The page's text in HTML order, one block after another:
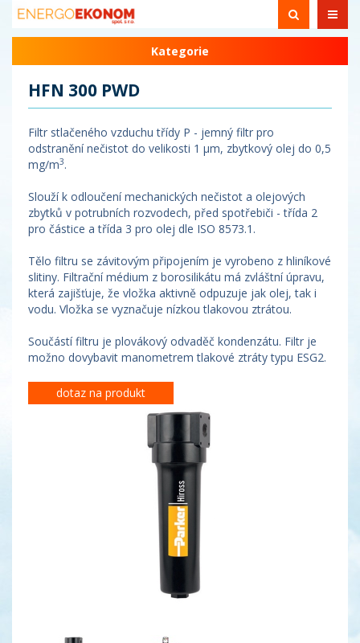
Kategorie
HFN 300 PWD
Filtr stlačeného vzduchu třídy P - jemný filtr pro
odstranění nečistot do velikosti 1 µm, zbytkový olej do 0,5
mg/m3.
Slouží k odloučení mechanických nečistot a olejových
zbytků v potrubních rozvodech, před spotřebiči - třída 2
pro částice a třída 3 pro olej dle ISO 8573.1.
Tělo filtru se závitovým připojením je vyrobeno z hliníkové
slitiny. Filtrační médium z borosilikátu má zvláštní úpravu,
která zajišťuje, že vložka aktivně odpuzuje jak olej, tak i
vodu. Vložka se vyznačuje nízkou tlakovou ztrátou.
Součástí filtru je plovákový odvaděč kondenzátu. Filtr je
možno dovybavit manometrem tlakové ztráty typu ESG2.
dotaz na produkt